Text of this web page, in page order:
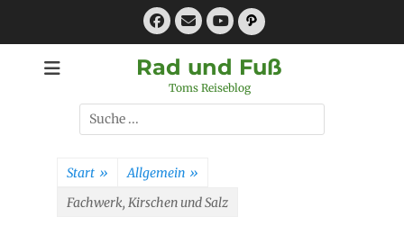
Facebook
E-
MailYouTube
Pfad
Rad und Fuß
Toms Reiseblog
Suchen
nach:
Start » Allgemein »
Fachwerk, Kirschen und Salz